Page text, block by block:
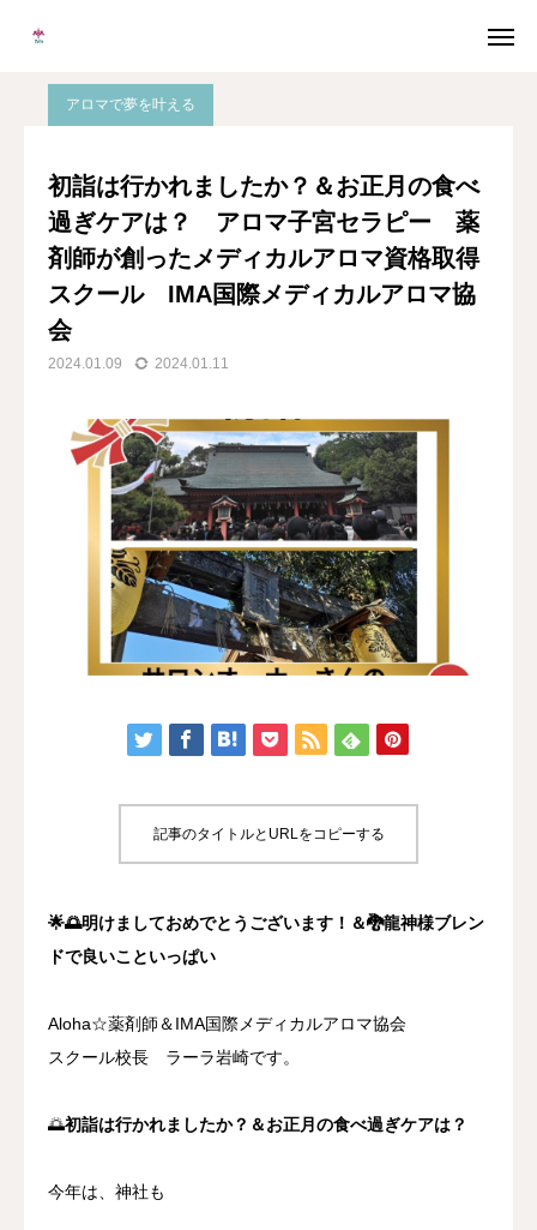
アロマで夢を叶える
初詣は行かれましたか？＆お正月の食べ
過ぎケアは？ アロマ子宮セラピー 薬
剤師が創ったメディカルアロマ資格取得
スクール IMA国際メディカルアロマ協
会
2024.01.09 2024.01.11
記事のタイトルとURLをコピーする
🌟🌅明けましておめでとうございます！＆🐉龍神様ブレン
ドで良いこといっぱい
Aloha☆薬剤師＆IMA国際メディカルアロマ協会
スクール校長 ラーラ岩崎です。
🌅初詣は行かれましたか？＆お正月の食べ過ぎケアは？
今年は、神社も
Instagram Facebook
無料個別相談
当校について
メディカルアロマとは